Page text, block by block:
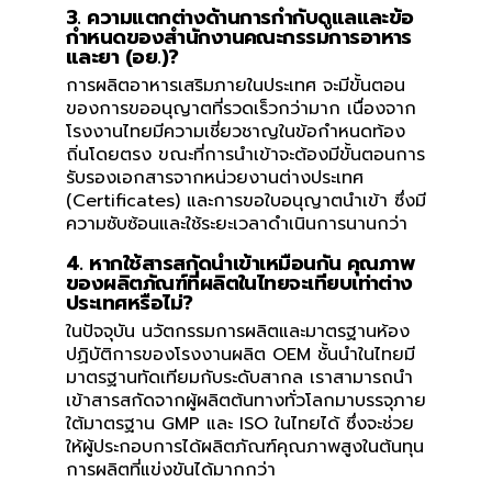
3. ความแตกต่างด้านการกำกับดูแลและข้อ
กำหนดของสำนักงานคณะกรรมการอาหาร
และยา (อย.)?
การผลิตอาหารเสริมภายในประเทศ จะมีขั้นตอน
ของการขออนุญาตที่รวดเร็วกว่ามาก เนื่องจาก
โรงงานไทยมีความเชี่ยวชาญในข้อกำหนดท้อง
ถิ่นโดยตรง ขณะที่การนำเข้าจะต้องมีขั้นตอนการ
รับรองเอกสารจากหน่วยงานต่างประเทศ
(Certificates) และการขอใบอนุญาตนำเข้า ซึ่งมี
ความซับซ้อนและใช้ระยะเวลาดำเนินการนานกว่า
4. หากใช้สารสกัดนำเข้าเหมือนกัน คุณภาพ
ของผลิตภัณฑ์ที่ผลิตในไทยจะเทียบเท่าต่าง
ประเทศหรือไม่?
ในปัจจุบัน นวัตกรรมการผลิตและมาตรฐานห้อง
ปฏิบัติการของโรงงานผลิต OEM ชั้นนำในไทยมี
มาตรฐานทัดเทียมกับระดับสากล เราสามารถนำ
เข้าสารสกัดจากผู้ผลิตต้นทางทั่วโลกมาบรรจุภาย
ใต้มาตรฐาน GMP และ ISO ในไทยได้ ซึ่งจะช่วย
ให้ผู้ประกอบการได้ผลิตภัณฑ์คุณภาพสูงในต้นทุน
การผลิตที่แข่งขันได้มากกว่า